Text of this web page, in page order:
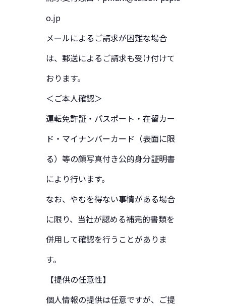
o.jp
メールによるご請求が困難な場合
は、郵送によるご請求も受け付けて
おります。
＜ご本人確認＞
運転免許証・パスポート・在留カー
ド・マイナンバーカード（表面に限
る）等の顔写真付き公的身分証明書
により行います。
なお、やむを得ない事情がある場合
に限り、当社が認める補完的書類を
併用して確認を行うことがありま
す。
【提供の任意性】
個人情報の提供は任意ですが、ご提